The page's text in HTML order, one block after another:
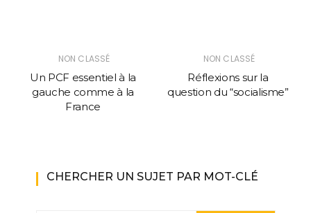
NON CLASSÉ
Un PCF essentiel à la
gauche comme à la
France
NON CLASSÉ
Réflexions sur la
question du “socialisme”
CHERCHER UN SUJET PAR MOT-CLÉ